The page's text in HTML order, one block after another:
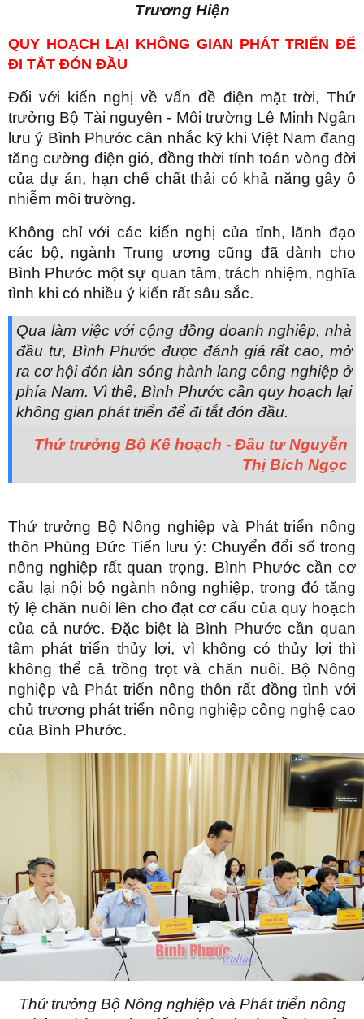
Trương Hiện
QUY HOẠCH LẠI KHÔNG GIAN PHÁT TRIỂN ĐỂ
ĐI TẮT ĐÓN ĐẦU
Đối với kiến nghị về vấn đề điện mặt trời, Thứ
trưởng Bộ Tài nguyên - Môi trường Lê Minh Ngân
lưu ý Bình Phước cân nhắc kỹ khi Việt Nam đang
tăng cường điện gió, đồng thời tính toán vòng đời
của dự án, hạn chế chất thải có khả năng gây ô
nhiễm môi trường.
Không chỉ với các kiến nghị của tỉnh, lãnh đạo
các bộ, ngành Trung ương cũng đã dành cho
Bình Phước một sự quan tâm, trách nhiệm, nghĩa
tình khi có nhiều ý kiến rất sâu sắc.
Qua làm việc với cộng đồng doanh nghiệp, nhà
đầu tư, Bình Phước được đánh giá rất cao, mở
ra cơ hội đón làn sóng hành lang công nghiệp ở
phía Nam. Vì thế, Bình Phước cần quy hoạch lại
không gian phát triển để đi tắt đón đầu.
Thứ trưởng Bộ Kế hoạch - Đầu tư Nguyễn
Thị Bích Ngọc
Thứ trưởng Bộ Nông nghiệp và Phát triển nông
thôn Phùng Đức Tiến lưu ý: Chuyển đổi số trong
nông nghiệp rất quan trọng. Bình Phước cần cơ
cấu lại nội bộ ngành nông nghiệp, trong đó tăng
tỷ lệ chăn nuôi lên cho đạt cơ cấu của quy hoạch
của cả nước. Đặc biệt là Bình Phước cần quan
tâm phát triển thủy lợi, vì không có thủy lợi thì
không thể cả trồng trọt và chăn nuôi. Bộ Nông
nghiệp và Phát triển nông thôn rất đồng tình với
chủ trương phát triển nông nghiệp công nghệ cao
của Bình Phước.
Thứ trưởng Bộ Nông nghiệp và Phát triển nông